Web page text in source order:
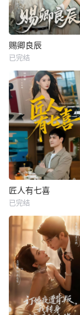
赐卿良辰
已完结
匠人有七喜
已完结